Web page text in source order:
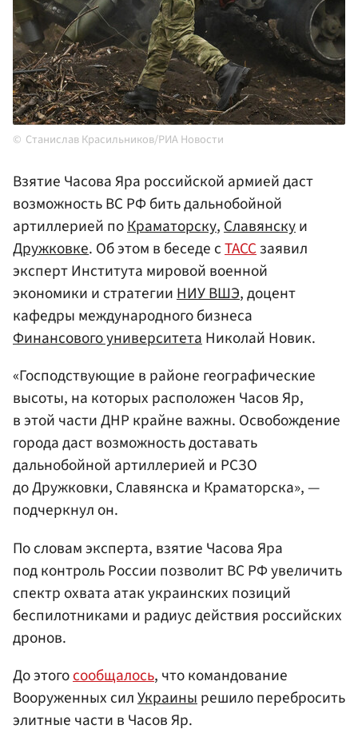
Станислав Красильников/РИА Новости
Взятие Часова Яра российской армией даст
возможность ВС РФ бить дальнобойной
артиллерией поКраматорску,Славянскуи
Дружковке. Об этом в беседе сТАССзаявил
эксперт Института мировой военной
экономики и стратегииНИУ ВШЭ, доцент
кафедры международного бизнеса
Финансового университетаНиколай Новик.
«Господствующие в районе географические
высоты, на которых расположен Часов Яр,
в этой части ДНР крайне важны. Освобождение
города даст возможность доставать
дальнобойной артиллерией и РСЗО
до Дружковки, Славянска и Краматорска», —
подчеркнул он.
По словам эксперта, взятие Часова Яра
под контроль России позволит ВС РФ увеличить
спектр охвата атак украинских позиций
беспилотниками и радиус действия российских
дронов.
До этогосообщалось, что командование
Вооруженных силУкраинырешило перебросить
элитные части в Часов Яр.